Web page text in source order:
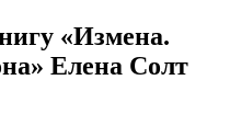
«Измена.
Елена Солт